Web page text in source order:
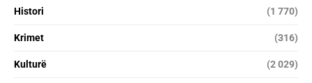
Histori (1 770)
Krimet (316)
Kulturë (2 029)